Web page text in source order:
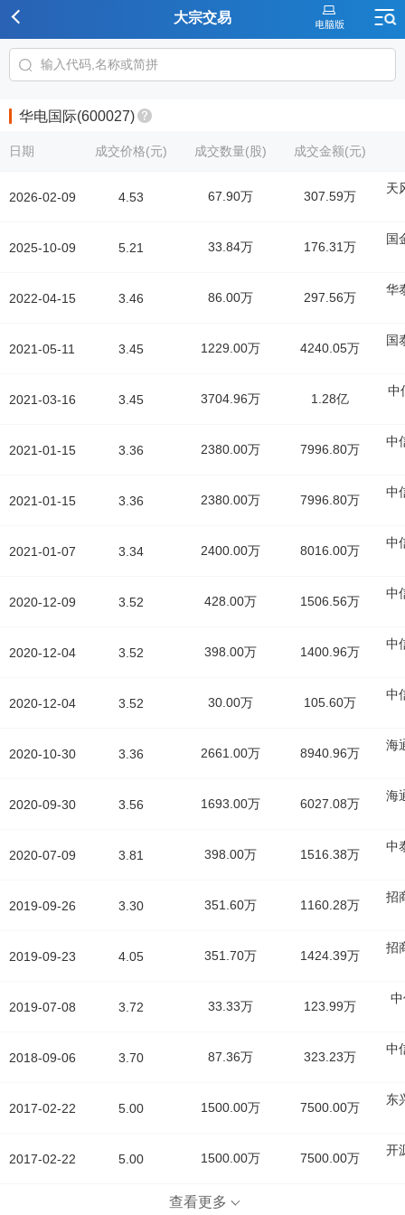
大宗交易
华电国际(600027)
日期
2026-02-09
2025-10-09
2022-04-15
2021-05-11
2021-03-16
2021-01-15
2021-01-15
2021-01-07
2020-12-09
2020-12-04
2020-12-04
2020-10-30
2020-09-30
2020-07-09
2019-09-26
2019-09-23
2019-07-08
2018-09-06
2017-02-22
2017-02-22
成交价格(元) 成交数量(股) 成交金额(元)
4.53 67.90万 307.59万
天
5.21 33.84万 176.31万
国
3.46 86.00万 297.56万
华
3.45 1229.00万 4240.05万
国
3.45 3704.96万 1.28亿
中
3.36 2380.00万 7996.80万
中
3.36 2380.00万 7996.80万
中
3.34 2400.00万 8016.00万
中
3.52 428.00万 1506.56万
中
3.52 398.00万 1400.96万
中
3.52 30.00万 105.60万
中
3.36 2661.00万 8940.96万
海
3.56 1693.00万 6027.08万
海
3.81 398.00万 1516.38万
中
3.30 351.60万 1160.28万
招
4.05 351.70万 1424.39万
招
3.72 33.33万 123.99万
3.70 87.36万 323.23万
中
5.00 1500.00万 7500.00万
东
5.00 1500.00万 7500.00万
开
查看更多